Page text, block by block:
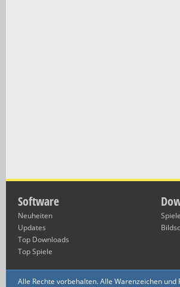
Software
Neuheiten
Updates
Top Downloads
Top Spiele
Alle Rechte vorbehalten. Alle Warenzeichen